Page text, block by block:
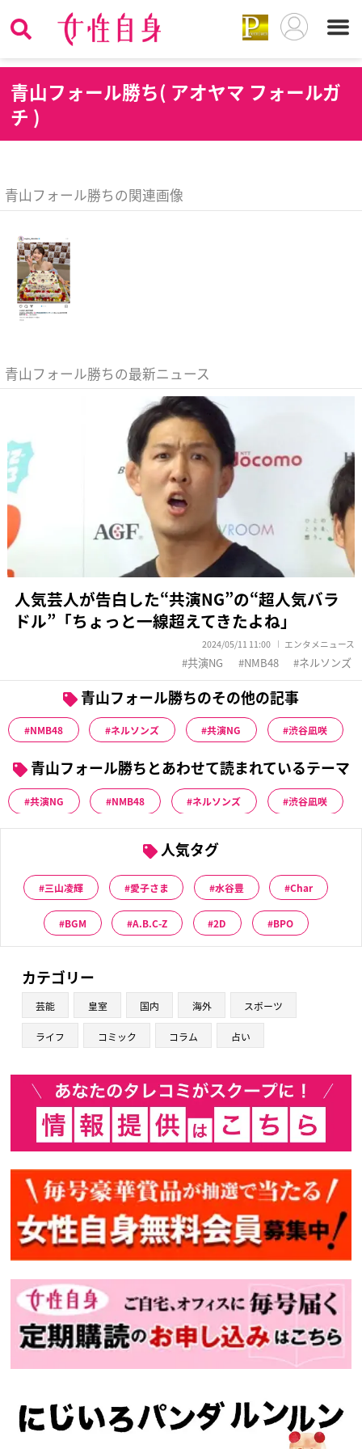
青山フォール勝ち( アオヤマ フォールガ
チ )
青山フォール勝ちの関連画像
青山フォール勝ちの最新ニュース
人気芸人が告白した“共演NG”の“超人気バラ
ドル”「ちょっと一線超えてきたよね」
2024/05/11 11:00 エンタメニュース
共演NG NMB48 ネルソンズ
青山フォール勝ちのその他の記事
NMB48 ネルソンズ 共演NG 渋谷凪咲
青山フォール勝ちとあわせて読まれているテーマ
共演NG NMB48 ネルソンズ 渋谷凪咲
人気タグ
三山凌輝 愛子さま 水谷豊 Char
BGM A.B.C-Z 2D BPO
カテゴリー
芸能 皇室 国内 海外 スポーツ
ライフ コミック コラム 占い